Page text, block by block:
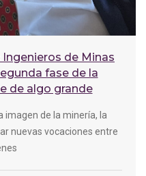
de Minas
fase de la
de algo grande
imagen de la minería, la
nuevas vocaciones entre